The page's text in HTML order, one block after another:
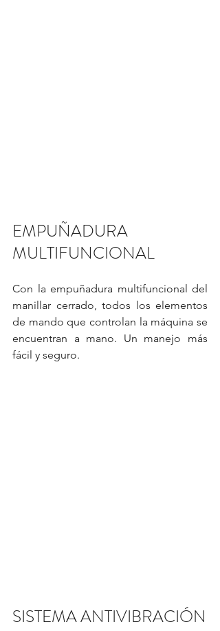
EMPUÑADURA
MULTIFUNCIONAL
Con la empuñadura multifuncional del
manillar cerrado, todos los elementos
de mando que controlan la máquina se
encuentran a mano. Un manejo más
fácil y seguro.
SISTEMA ANTIVIBRACIÓN